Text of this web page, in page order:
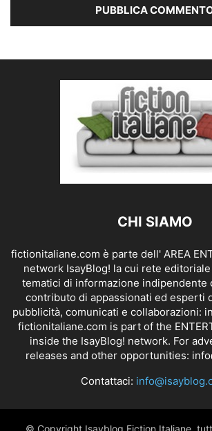
CHI SIAMO
fictionitaliane.com è parte dell' AREA
network IsayBlog! la cui rete
tematici di informazione indipendente
contributo di appassionati ed esperti
pubblicità, comunicati e collaborazioni:
fictionitaliane.com is part of the
inside the IsayBlog! network. For
releases and other opportunities:
Contattaci: